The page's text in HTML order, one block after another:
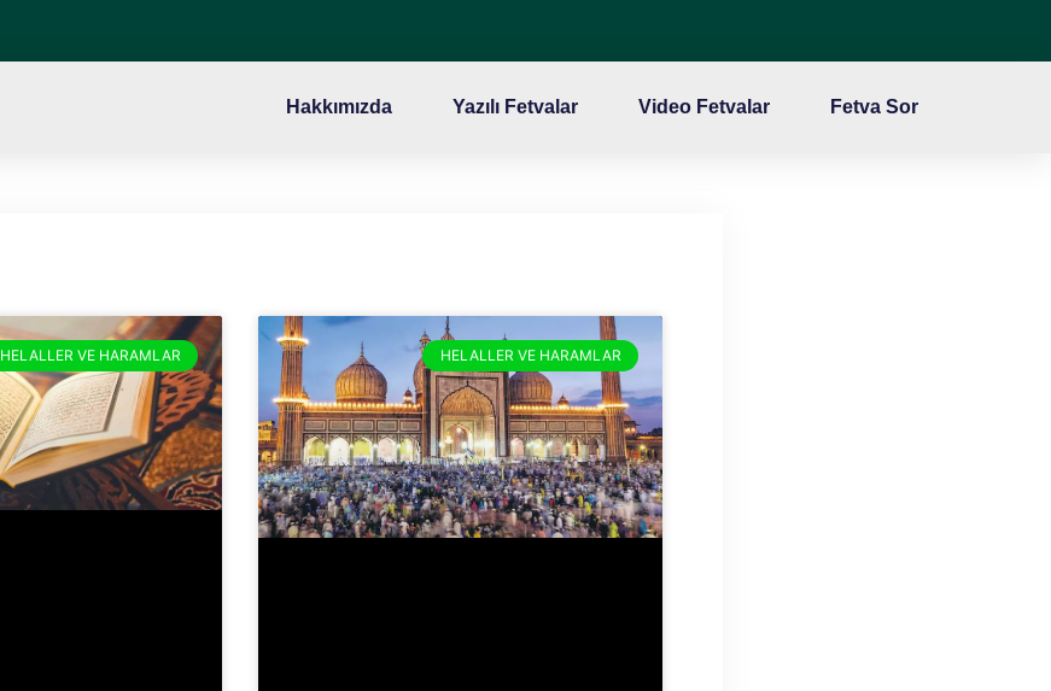
Hakkımızda Yazılı Fetvalar Video Fetvalar Fetva Sor
HELALLER VE HARAMLAR HELALLER VE HARAMLAR